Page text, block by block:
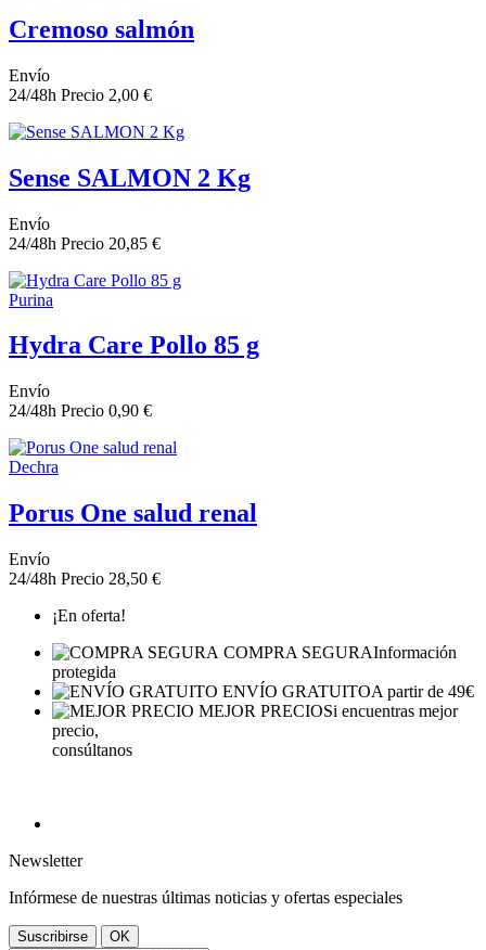
Cremoso salmón
Envío
24/48h Precio 2,00 €
Sense SALMON 2 Kg
Envío
24/48h Precio 20,85 €
Purina
Hydra Care Pollo 85 g
Envío
24/48h Precio 0,90 €
Dechra
Porus One salud renal
Envío
24/48h Precio 28,50 €
¡En oferta!
COMPRA SEGURAInformación
protegida
ENVÍO GRATUITOA partir de 49€
MEJOR PRECIOSi encuentras mejor
precio,
consúltanos
Newsletter
Infórmese de nuestras últimas noticias y ofertas especiales